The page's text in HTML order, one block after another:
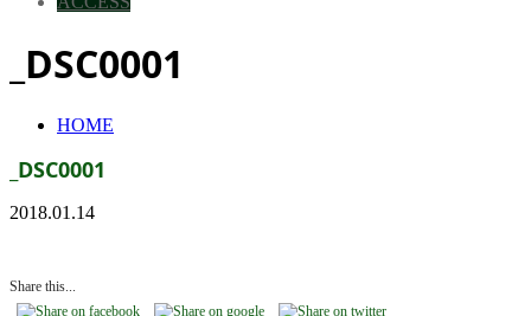
_DSC0001
HOME
_DSC0001
2018.01.14
Share this...